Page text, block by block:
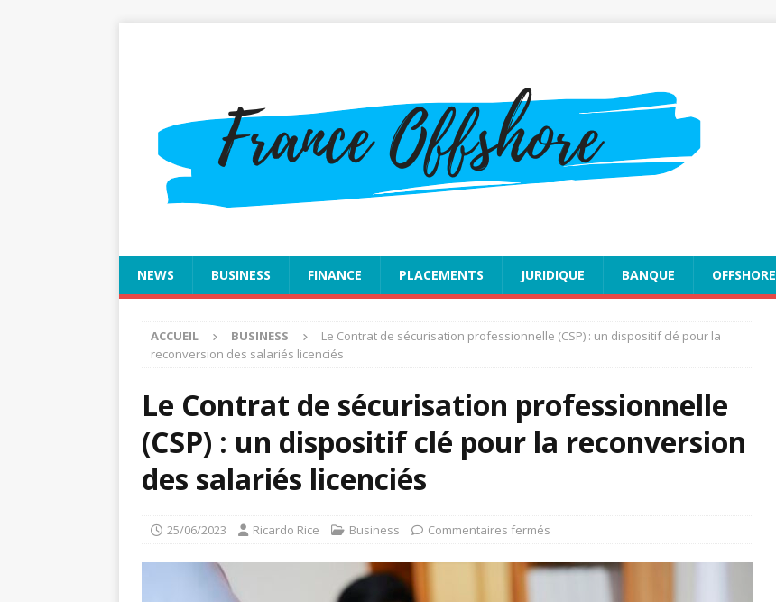
NEWS BUSINESS FINANCE PLACEMENTS JURIDIQUE BANQUE OFFSHORE
ACCUEIL BUSINESS
Le Contrat de sécurisation professionnelle (CSP) : un dispositif clé pour la
reconversion des salariés licenciés
Le Contrat de sécurisation professionnelle
(CSP) : un dispositif clé pour la reconversion
des salariés licenciés
25/06/2023 Ricardo Rice Business Commentaires fermés